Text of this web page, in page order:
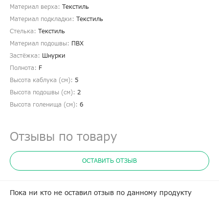
Материал верха: Текстиль
Материал подкладки: Текстиль
Стелька: Текстиль
Материал подошвы: ПВХ
Застёжка: Шнурки
Полнота: F
Высота каблука (см): 5
Высота подошвы (см): 2
Высота голенища (cм): 6
Отзывы по товару
ОСТАВИТЬ ОТЗЫВ
Пока ни кто не оставил отзыв по данному продукту